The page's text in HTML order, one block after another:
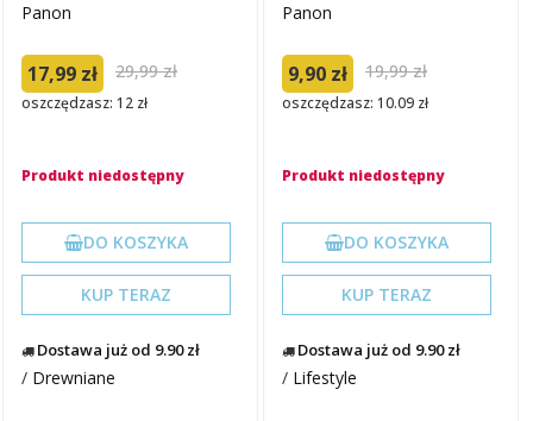
Panon
17,99 zł 29,99 zł
oszczędzasz: 12 zł
Produkt niedostępny
DO KOSZYKA
KUP TERAZ
Dostawa już od 9.90 zł
/ Drewniane
Panon
9,90 zł 19,99 zł
oszczędzasz: 10.09 zł
Produkt niedostępny
DO KOSZYKA
KUP TERAZ
Dostawa już od 9.90 zł
/ Lifestyle